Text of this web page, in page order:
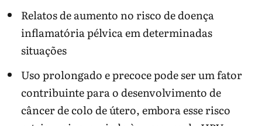
Relatos de aumento no risco de doença
inflamatória pélvica em determinadas
situações
Uso prolongado e precoce pode ser um fator
contribuinte para o desenvolvimento de
câncer de colo de útero, embora esse risco